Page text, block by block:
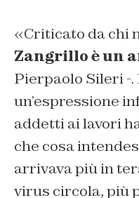
«Criticato da chi
Zangrillo è un
Pierpaolo Sileri -.
un’espressione
addetti ai lavori
che cosa
arrivava più in
virus circola, più